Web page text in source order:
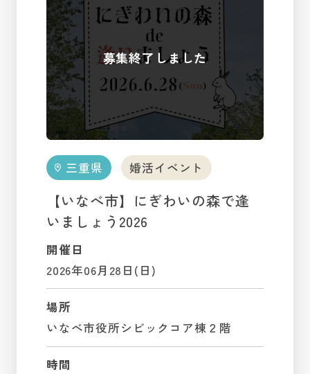
三重県 婚活イベント
【いなべ市】にぎわいの森で逢
いましょう2026
開催日
2026年06月28日(日)
場所
いなべ市役所シビックコア棟２階
時間